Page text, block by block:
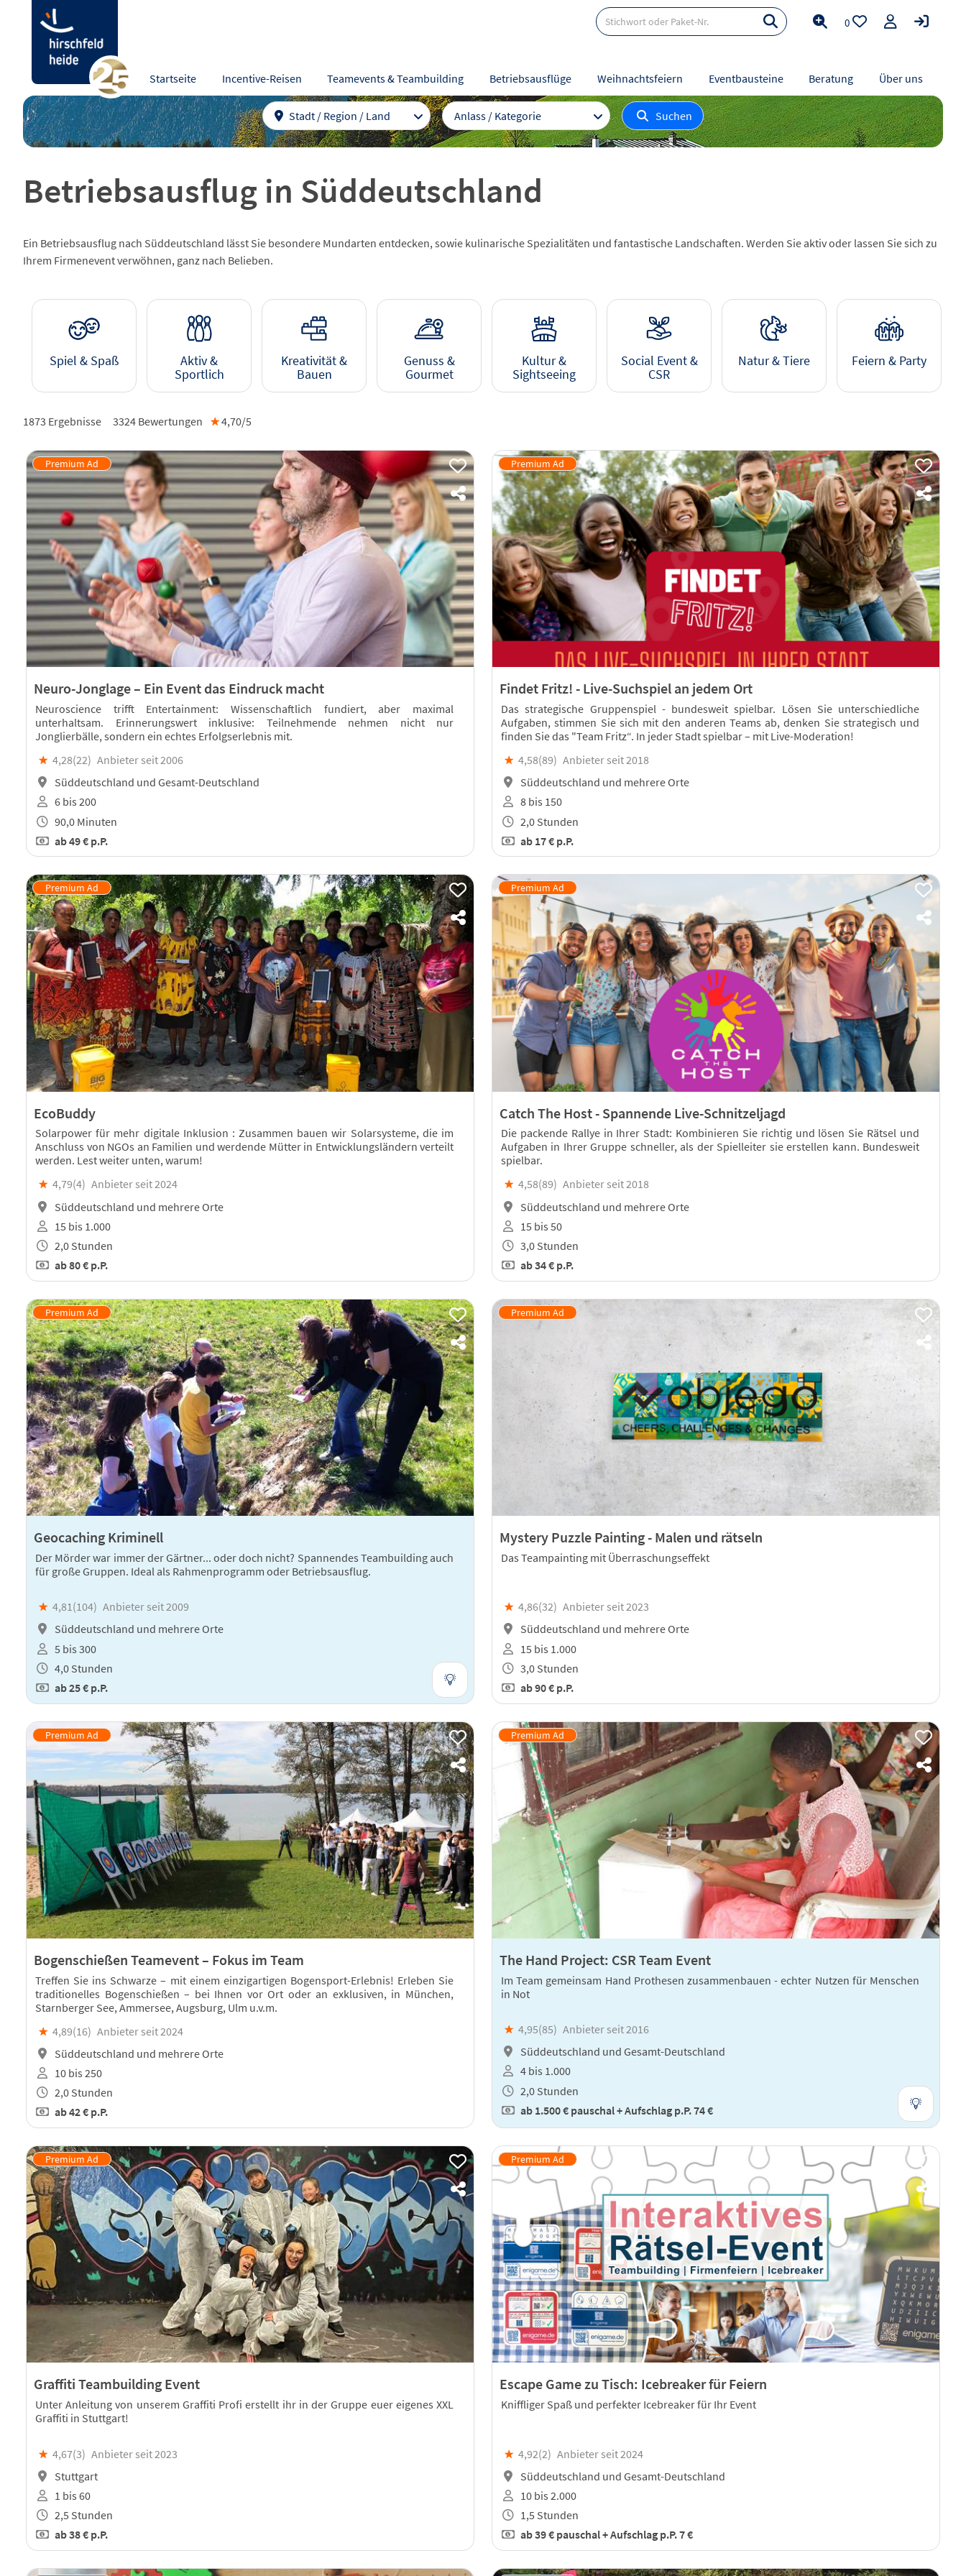
Startseite Incentive-Reisen Teamevents & Teambuilding Betriebsausflüge Weihnachtsfeiern Eventbausteine Beratung Über uns
0
Stadt / Region / Land Anlass / Kategorie Suchen
Betriebsausflug in Süddeutschland
Ein Betriebsausflug nach Süddeutschland lässt Sie besondere Mundarten entdecken, sowie kulinarische Spezialitäten und fantastische Landschaften. Werden Sie aktiv oder lassen Sie sich zu
Ihrem Firmenevent verwöhnen, ganz nach Belieben.
Spiel & Spaß
Aktiv &
Sportlich
Kreativität &
Bauen
Genuss &
Gourmet
Kultur &
Sightseeing
Social Event &
CSR
Natur & Tiere Feiern & Party
1873 Ergebnisse 3324 Bewertungen ★4,70/5
Neuro-Jonglage – Ein Event das Eindruck macht
Neuroscience trifft Entertainment: Wissenschaftlich fundiert, aber maximal
unterhaltsam. Erinnerungswert inklusive: Teilnehmende nehmen nicht nur
Jonglierbälle, sondern ein echtes Erfolgserlebnis mit.
★ 4,28(22) Anbieter seit 2006
Süddeutschland und Gesamt-Deutschland
6 bis 200
90,0 Minuten
ab49 € p.P.
Findet Fritz! - Live-Suchspiel an jedem Ort
Das strategische Gruppenspiel - bundesweit spielbar. Lösen Sie unterschiedliche
Aufgaben, stimmen Sie sich mit den anderen Teams ab, denken Sie strategisch und
finden Sie das "Team Fritz“. In jeder Stadt spielbar – mit Live-Moderation!
★ 4,58(89) Anbieter seit 2018
Süddeutschland und mehrere Orte
8 bis 150
2,0 Stunden
ab 17 € p.P.
EcoBuddy
Solarpower für mehr digitale Inklusion : Zusammen bauen wir Solarsysteme, die im
Anschluss von NGOs an Familien und werdende Mütter in Entwicklungsländern verteilt
werden. Lest weiter unten, warum!
★ 4,79(4) Anbieter seit 2024
Süddeutschland und mehrere Orte
15 bis 1.000
2,0 Stunden
ab80 € p.P.
Catch The Host - Spannende Live-Schnitzeljagd
Die packende Rallye in Ihrer Stadt: Kombinieren Sie richtig und lösen Sie Rätsel und
Aufgaben in Ihrer Gruppe schneller, als der Spielleiter sie erstellen kann. Bundesweit
spielbar.
★ 4,58(89) Anbieter seit 2018
Süddeutschland und mehrere Orte
15 bis 50
3,0 Stunden
ab34 € p.P.
Geocaching Kriminell
Der Mörder war immer der Gärtner... oder doch nicht? Spannendes Teambuilding auch
für große Gruppen. Ideal als Rahmenprogramm oder Betriebsausflug.
★ 4,81(104) Anbieter seit 2009
Süddeutschland und mehrere Orte
5 bis 300
4,0 Stunden
ab25 € p.P.
Mystery Puzzle Painting - Malen und rätseln
Das Teampainting mit Überraschungseffekt
★ 4,86(32) Anbieter seit 2023
Süddeutschland und mehrere Orte
15 bis 1.000
3,0 Stunden
ab90 € p.P.
Bogenschießen Teamevent – Fokus im Team
Treffen Sie ins Schwarze – mit einem einzigartigen Bogensport-Erlebnis! Erleben Sie
traditionelles Bogenschießen – bei Ihnen vor Ort oder an exklusiven, in München,
Starnberger See, Ammersee, Augsburg, Ulm u.v.m.
★ 4,89(16) Anbieter seit 2024
Süddeutschland und mehrere Orte
10 bis 250
2,0 Stunden
ab42 € p.P.
The Hand Project: CSR Team Event
Im Team gemeinsam Hand Prothesen zusammenbauen - echter Nutzen für Menschen
in Not
★ 4,95(85) Anbieter seit 2016
Süddeutschland und Gesamt-Deutschland
4 bis 1.000
2,0 Stunden
ab 1.500 € pauschal + Aufschlag p.P. 74 €
Graffiti Teambuilding Event
Unter Anleitung von unserem Graffiti Profi erstellt ihr in der Gruppe euer eigenes XXL
Graffiti in Stuttgart!
★ 4,67(3) Anbieter seit 2023
Stuttgart
1 bis 60
2,5 Stunden
ab38 € p.P.
Escape Game zu Tisch: Icebreaker für Feiern
Kniffliger Spaß und perfekter Icebreaker für Ihr Event
★ 4,92(2) Anbieter seit 2024
Süddeutschland und Gesamt-Deutschland
10 bis 2.000
1,5 Stunden
ab39 € pauschal + Aufschlag p.P. 7 €